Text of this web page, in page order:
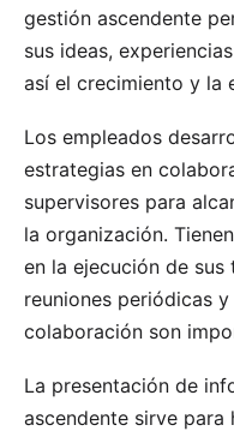
gestión ascendente
sus ideas,
así el crecimiento y la
Los empleados
estrategias en
supervisores para
la organización.
en la ejecución de
reuniones periódicas
colaboración son
La presentación de
ascendente sirve para